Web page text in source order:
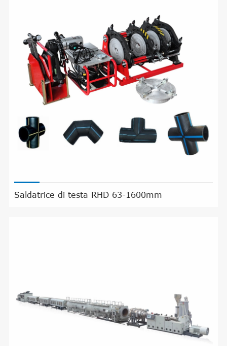
Saldatrice di testa RHD 63-1600mm